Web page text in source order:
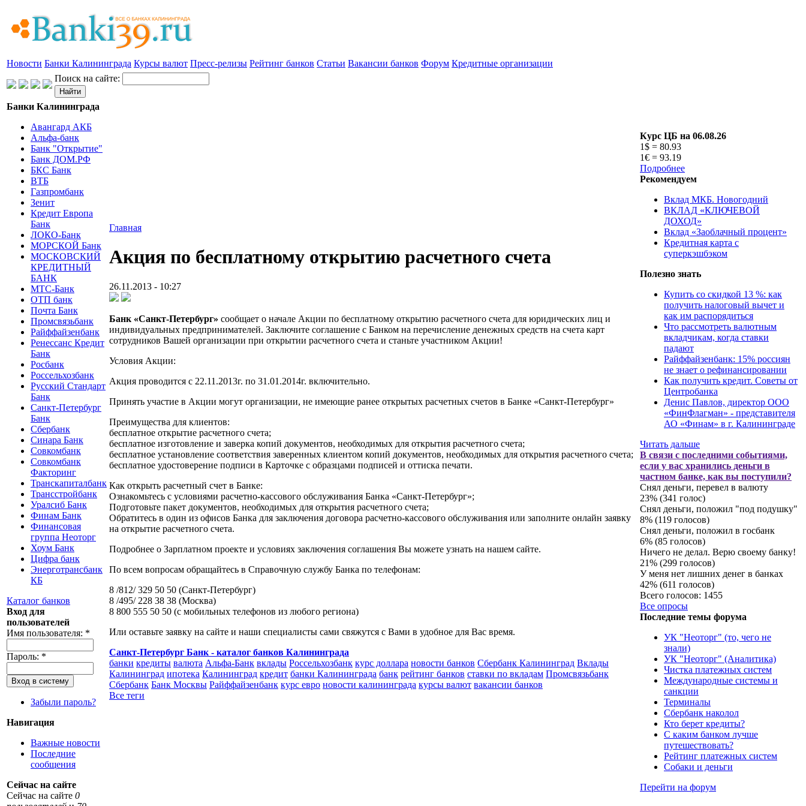
Новости Банки Калининграда Курсы валют Пресс-релизы Рейтинг банков Статьи Вакансии банков Форум Кредитные организации
Поиск на сайте:
Банки Калининграда
Авангард АКБ
Альфа-банк
Банк "Открытие"
Банк ДОМ.РФ
БКС Банк
ВТБ
Газпромбанк
Зенит
Кредит Европа
Банк
ЛОКО-Банк
МОРСКОЙ Банк
МОСКОВСКИЙ
КРЕДИТНЫЙ
БАНК
МТС-Банк
ОТП банк
Почта Банк
Промсвязьбанк
Райффайзенбанк
Ренессанс Кредит
Банк
Росбанк
Россельхозбанк
Русский Стандарт
Банк
Санкт-Петербург
Банк
Сбербанк
Синара Банк
Совкомбанк
Совкомбанк
Факторинг
Транскапиталбанк
Трансстройбанк
Уралсиб Банк
Финам Банк
Финансовая
группа Неоторг
Хоум Банк
Цифра банк
Энерготрансбанк
КБ
Каталог банков
Вход для
пользователей
Имя пользователя: *
Пароль: *
Забыли пароль?
Навигация
Важные новости
Последние
сообщения
Сейчас на сайте
Сейчас на сайте 0
Главная
Акция по бесплатному открытию расчетного счета
26.11.2013 - 10:27
Банк «Санкт-Петербург» сообщает о начале Акции по бесплатному открытию расчетного счета для юридических лиц и
индивидуальных предпринимателей. Заключите соглашение с Банком на перечисление денежных средств на счета карт
сотрудников Вашей организации при открытии расчетного счета и станьте участником Акции!
Условия Акции:
Акция проводится с 22.11.2013г. по 31.01.2014г. включительно.
Принять участие в Акции могут организации, не имеющие ранее открытых расчетных счетов в Банке «Санкт-Петербург»
Преимущества для клиентов:
бесплатное открытие расчетного счета;
бесплатное изготовление и заверка копий документов, необходимых для открытия расчетного счета;
бесплатное установление соответствия заверенных клиентом копий документов, необходимых для открытия расчетного счета;
бесплатное удостоверение подписи в Карточке с образцами подписей и оттиска печати.
Как открыть расчетный счет в Банке:
Ознакомьтесь с условиями расчетно-кассового обслуживания Банка «Санкт-Петербург»;
Подготовьте пакет документов, необходимых для открытия расчетного счета;
Обратитесь в один из офисов Банка для заключения договора расчетно-кассового обслуживания или заполните онлайн заявку
на открытие расчетного счета.
Подробнее о Зарплатном проекте и условиях заключения соглашения Вы можете узнать на нашем сайте.
По всем вопросам обращайтесь в Справочную службу Банка по телефонам:
8 /812/ 329 50 50 (Санкт-Петербург)
8 /495/ 228 38 38 (Москва)
8 800 555 50 50 (с мобильных телефонов из любого региона)
Или оставьте заявку на сайте и наши специалисты сами свяжутся с Вами в удобное для Вас время.
Санкт-Петербург Банк - каталог банков Калининграда
банки кредиты валюта Альфа-Банк вклады Россельхозбанк курс доллара новости банков Сбербанк Калининград Вклады
Калининград ипотека Калининград кредит банки Калининграда банк рейтинг банков ставки по вкладам Промсвязьбанк
Сбербанк Банк Москвы Райффайзенбанк курс евро новости калининграда курсы валют вакансии банков
Все теги
Курс ЦБ на 06.08.26
1$ = 80.93
1€ = 93.19
Подробнее
Рекомендуем
Вклад МКБ. Новогодний
ВКЛАД «КЛЮЧЕВОЙ
ДОХОД»
Вклад «Заоблачный процент»
Кредитная карта с
суперкэшбэком
Полезно знать
Купить со скидкой 13 %: как
получить налоговый вычет и
как им распорядиться
Что рассмотреть валютным
вкладчикам, когда ставки
падают
Райффайзенбанк: 15% россиян
не знает о рефинансировании
Как получить кредит. Советы от
Центробанка
Денис Павлов, директор ООО
«ФинФлагман» - представителя
АО «Финам» в г. Калининграде
Читать дальше
В связи с последними событиями,
если у вас хранились деньги в
частном банке, как вы поступили?
Снял деньги, перевел в валюту
23% (341 голос)
Снял деньги, положил "под подушку"
8% (119 голосов)
Снял деньги, положил в госбанк
6% (85 голосов)
Ничего не делал. Верю своему банку!
21% (299 голосов)
У меня нет лишних денег в банках
42% (611 голосов)
Всего голосов: 1455
Все опросы
Последние темы форума
УК "Неоторг" (то, чего не
знали)
УК "Неоторг" (Аналитика)
Чистка платежных систем
Международные системы и
санкции
Терминалы
Сбербанк наколол
Кто берет кредиты?
С каким банком лучше
путешествовать?
Рейтинг платежных систем
Собаки и деньги
Перейти на форум